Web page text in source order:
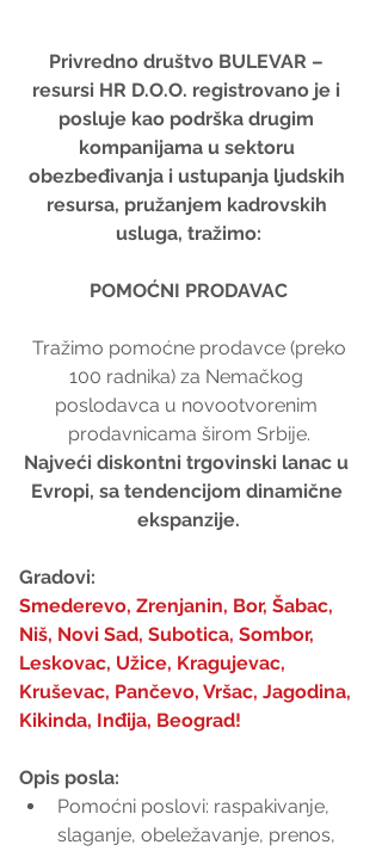
Privredno društvo BULEVAR –
resursi HR D.O.O. registrovano je i
posluje kao podrška drugim
kompanijama u sektoru
obezbeđivanja i ustupanja ljudskih
resursa, pružanjem kadrovskih
usluga, tražimo:
POMOĆNI PRODAVAC
100 radnika) za Nemačkog
poslodavca u novootvorenim
prodavnicama širom Srbije.
Najveći diskontni trgovinski lanac u
Evropi, sa tendencijom dinamične
ekspanzije.
Gradovi:
Smederevo, Zrenjanin, Bor, Šabac,
Niš, Novi Sad, Subotica, Sombor,
Leskovac, Užice, Kragujevac,
Kruševac, Pančevo, Vršac, Jagodina,
Kikinda, Inđija, Beograd!
Opis posla:
Pomoćni poslovi: raspakivanje,
slaganje, obeležavanje, prenos,